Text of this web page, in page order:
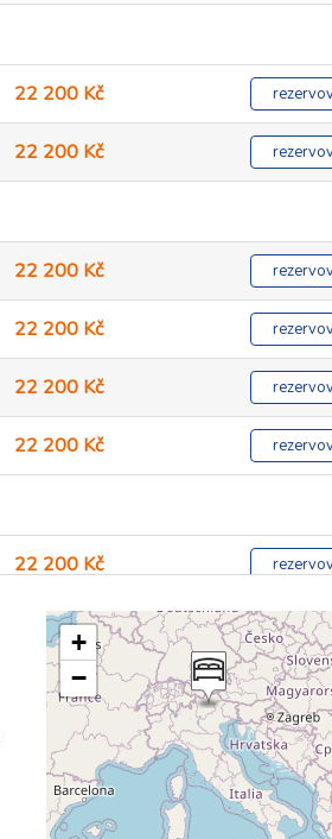
22 200 Kč
22 200 Kč
22 200 Kč
22 200 Kč
22 200 Kč
22 200 Kč
22 200 Kč
22 200 Kč
22 200 Kč
22 200 Kč
+
−